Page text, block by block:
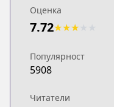
Оценка
7.72★★★
Популярност
5908
Читатели